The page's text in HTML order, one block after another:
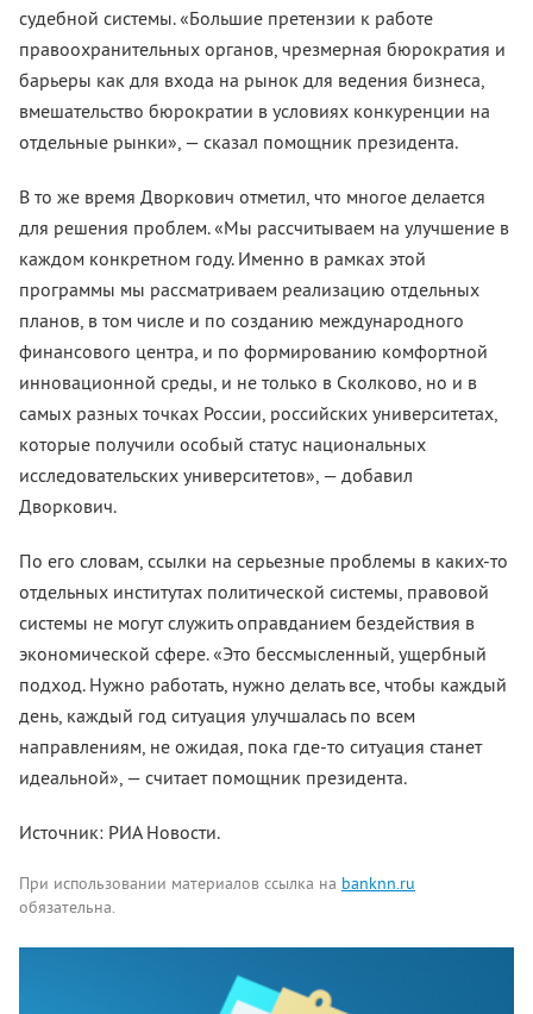
судебной системы. «Большие претензии к работе
правоохранительных органов, чрезмерная бюрократия и
барьеры как для входа на рынок для ведения бизнеса,
вмешательство бюрократии в условиях конкуренции на
отдельные рынки», — сказал помощник президента.
В то же время Дворкович отметил, что многое делается
для решения проблем. «Мы рассчитываем на улучшение в
каждом конкретном году. Именно в рамках этой
программы мы рассматриваем реализацию отдельных
планов, в том числе и по созданию международного
финансового центра, и по формированию комфортной
инновационной среды, и не только в Сколково, но и в
самых разных точках России, российских университетах,
которые получили особый статус национальных
исследовательских университетов», — добавил
Дворкович.
По его словам, ссылки на серьезные проблемы в каких-то
отдельных институтах политической системы, правовой
системы не могут служить оправданием бездействия в
экономической сфере. «Это бессмысленный, ущербный
подход. Нужно работать, нужно делать все, чтобы каждый
день, каждый год ситуация улучшалась по всем
направлениям, не ожидая, пока где-то ситуация станет
идеальной», — считает помощник президента.
Источник: РИА Новости.
При использовании материалов ссылка на banknn.ru
обязательна.